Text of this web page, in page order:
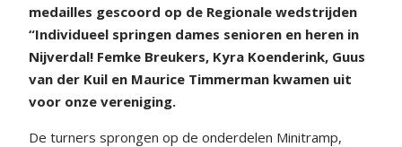
medailles gescoord op de Regionale wedstrijden
“Individueel springen dames senioren en heren in
Nijverdal! Femke Breukers, Kyra Koenderink, Guus
van der Kuil en Maurice Timmerman kwamen uit
voor onze vereniging.
De turners sprongen op de onderdelen Minitramp,